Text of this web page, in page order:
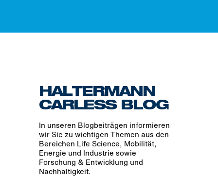
HALTERMANN
CARLESS BLOG
In unseren Blogbeiträgen informieren
wir Sie zu wichtigen Themen aus den
Bereichen Life Science, Mobilität,
Energie und Industrie sowie
Forschung & Entwicklung und
Nachhaltigkeit.